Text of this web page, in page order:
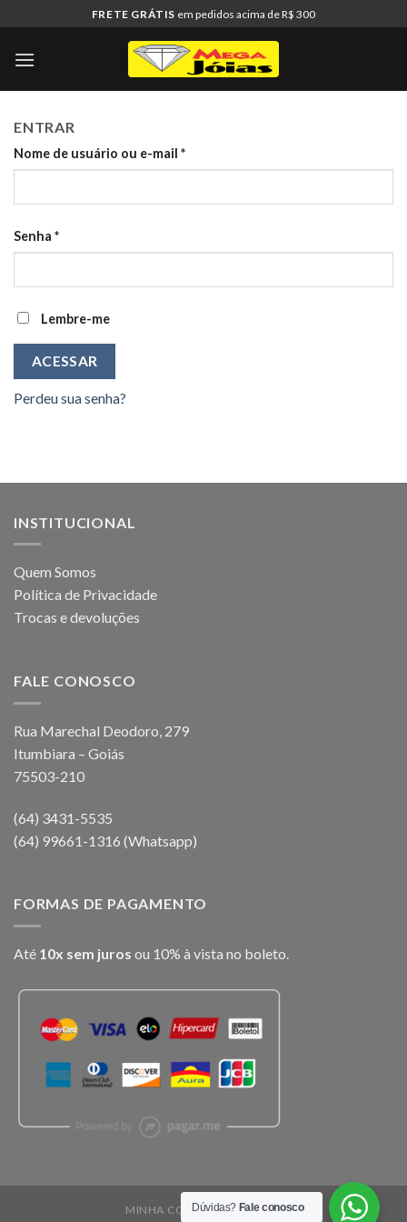
to
content
FRETE GRÁTIS em pedidos acima de R$ 300
ENTRAR
Nome de usuário ou e-mail *
Senha *
Lembre-me
ACESSAR
Perdeu sua senha?
INSTITUCIONAL
Quem Somos
Política de Privacidade
Trocas e devoluções
FALE CONOSCO
Rua Marechal Deodoro, 279
Itumbiara – Goiás
75503-210
(64) 3431-5535
(64) 99661-1316 (Whatsapp)
FORMAS DE PAGAMENTO
Até 10x sem juros ou 10% à vista no boleto.
MINHA CONTA CARRINHO
Dúvidas? Fale conosco